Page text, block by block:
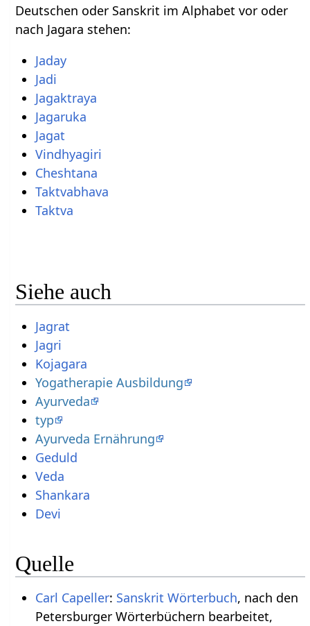
Deutschen oder Sanskrit im Alphabet vor oder
nach Jagara stehen:
Jaday
Jadi
Jagaktraya
Jagaruka
Jagat
Vindhyagiri
Cheshtana
Taktvabhava
Taktva
Siehe auch
Jagrat
Jagri
Kojagara
Yogatherapie Ausbildung
Ayurveda
typ
Ayurveda Ernährung
Geduld
Veda
Shankara
Devi
Quelle
Carl Capeller: Sanskrit Wörterbuch, nach den
Petersburger Wörterbüchern bearbeitet,